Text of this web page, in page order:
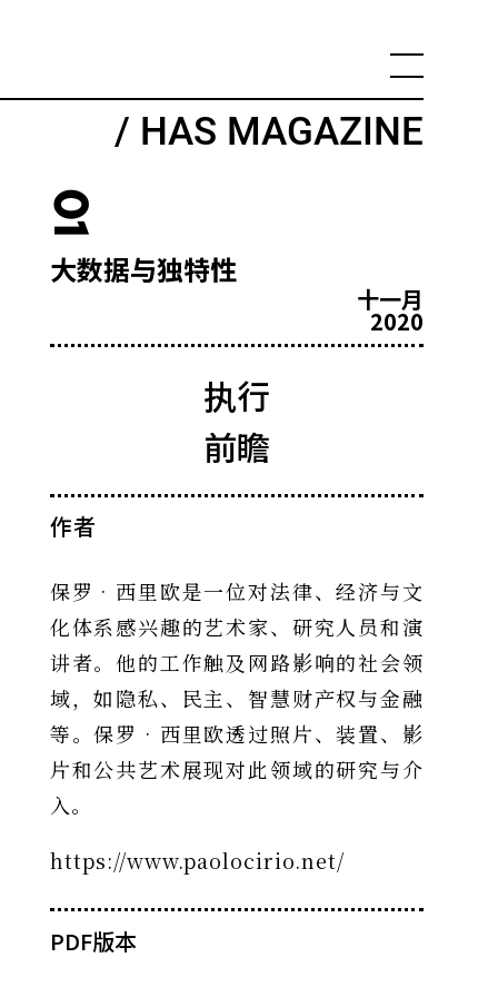
/ HAS MAGAZINE
01
大数据与独特性
十一月
2020
作者
保罗 ‧ 西里欧是一位对法律、经济与文
化体系感兴趣的艺术家、研究人员和演
讲者。他的工作触及网路影响的社会领
域，如隐私、民主、智慧财产权与金融
等。保罗 ‧ 西里欧透过照片、装置、影
片和公共艺术展现对此领域的研究与介
入。
https://www.paolocirio.net/
PDF版本